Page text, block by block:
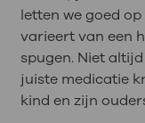
letten we goed
varieert van een
spugen. Niet
juiste medicatie
kind en zijn